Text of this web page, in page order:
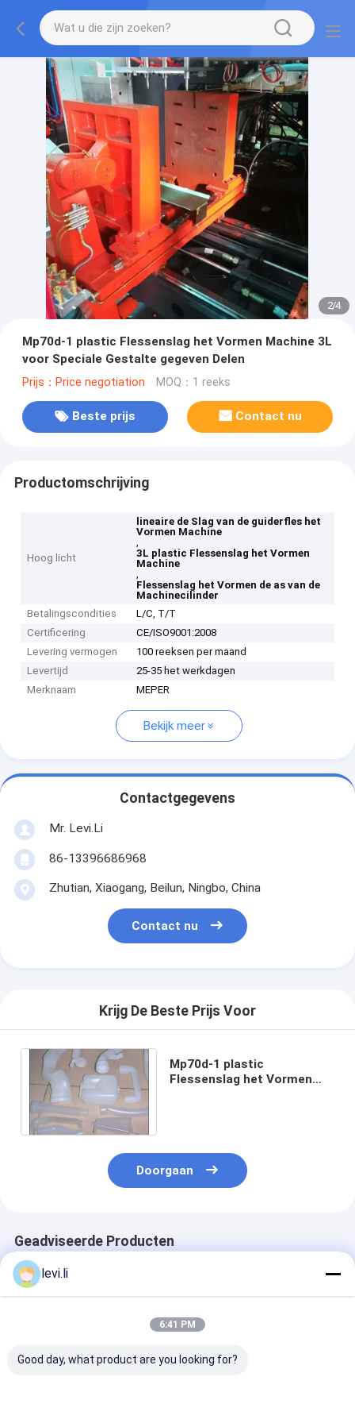
2/4
Mp70d-1 plastic Flessenslag het Vormen Machine 3L
voor Speciale Gestalte gegeven Delen
Prijs：Price negotiation MOQ：1 reeks
Beste prijs Contact nu
Productomschrijving
Hoog licht
lineaire de Slag van de guiderfles het
Vormen Machine
,
3L plastic Flessenslag het Vormen
Machine
,
Flessenslag het Vormen de as van de
Machinecilinder
Betalingscondities
L/C, T/T
Certificering
CE/ISO9001:2008
Levering vermogen
100 reeksen per maand
Levertijd
25-35 het werkdagen
Merknaam
MEPER
Bekijk meer
Contactgegevens
Mr. Levi.Li
86-13396686968
Zhutian, Xiaogang, Beilun, Ningbo, China
Contact nu
Krijg De Beste Prijs Voor
Mp70d-1 plastic
Flessenslag het Vormen
Doorgaan
Geadviseerde Producten
levi.li
6:41 PM
Good day, what product are you looking for?